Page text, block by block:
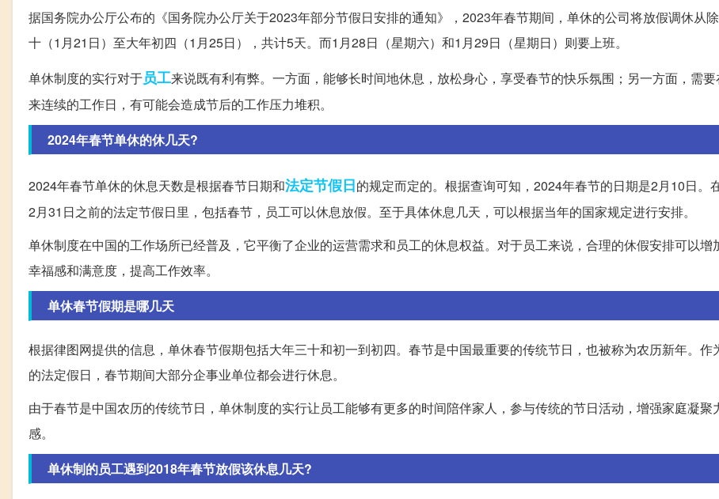
据国务院办公厅公布的《国务院办公厅关于2023年部分节假日安排的通知》，2023年春节期间，单休的公司将放假调休从
十（1月21日）至大年初四（1月25日），共计5天。而1月28日（星期六）和1月29日（星期日）则要上班。
单休制度的实行对于员工来说既有利有弊。一方面，能够长时间地休息，放松身心，享受春节的快乐氛围；另一方面，需要
来连续的工作日，有可能会造成节后的工作压力堆积。
2024年春节单休的休几天?
2024年春节单休的休息天数是根据春节日期和法定节假日的规定而定的。根据查询可知，2024年春节的日期是2月10日。
2月31日之前的法定节假日里，包括春节，员工可以休息放假。至于具体休息几天，可以根据当年的国家规定进行安排。
单休制度在中国的工作场所已经普及，它平衡了企业的运营需求和员工的休息权益。对于员工来说，合理的休假安排可以增
幸福感和满意度，提高工作效率。
单休春节假期是哪几天
根据律图网提供的信息，单休春节假期包括大年三十和初一到初四。春节是中国最重要的传统节日，也被称为农历新年。作
的法定假日，春节期间大部分企事业单位都会进行休息。
由于春节是中国农历的传统节日，单休制度的实行让员工能够有更多的时间陪伴家人，参与传统的节日活动，增强家庭凝聚
感。
单休制的员工遇到2018年春节放假该休息几天?